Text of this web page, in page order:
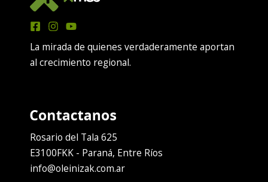
La mirada de quienes verdaderamente aportan
al crecimiento regional.
Rosario del Tala 625
E3100FKK - Paraná, Entre Ríos
info@oleinizak.com.ar